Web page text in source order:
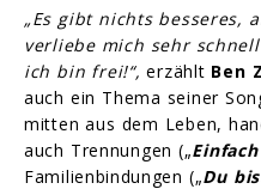
„Es gibt nichts besseres,
verliebe mich sehr
ich bin frei!“, erzählt Ben
auch ein Thema seiner
mitten aus dem Leben,
auch Trennungen („
Familienbindungen („Du